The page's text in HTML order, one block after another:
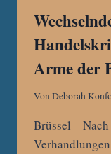
Arme der
VonDeborah
Brüssel –